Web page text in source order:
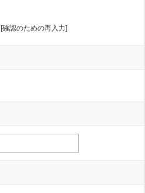
[確認のための再入力]